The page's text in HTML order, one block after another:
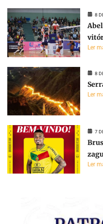
8
Ler
8
Ler
7
Ler